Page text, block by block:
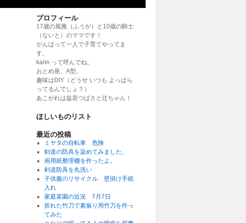
プロフィール
17歳の風雅（ふうが）と10歳の騎士
（ないと）のママです！
がんばって一人で子育てやってま
す。
karin って呼んでね。
おとめ座、A型。
趣味はDIY（どうせ いつも よっぱら
ってるんでしょ？）
あこがれは益若つばさと辻ちゃん！
ほしいものリスト
最近の投稿
ミヤタの自転車 危険
剣道の防具を染めてみました。
画用紙整理棚を作ったよ。
剣道防具を丸洗い
子供服のリサイクル 壁掛け手紙
入れ
家庭菜園の近況 7月7日
折れた竹刀で素振り用竹刀を作っ
てみた